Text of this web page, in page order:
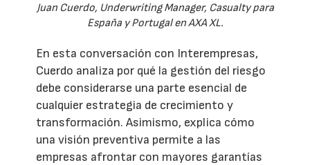
Juan Cuerdo, Underwriting Manager, Casualty para
España y Portugal en AXA XL.
En esta conversación con Interempresas,
Cuerdo analiza por qué la gestión del riesgo
debe considerarse una parte esencial de
cualquier estrategia de crecimiento y
transformación. Asimismo, explica cómo
una visión preventiva permite a las
empresas afrontar con mayores garantías